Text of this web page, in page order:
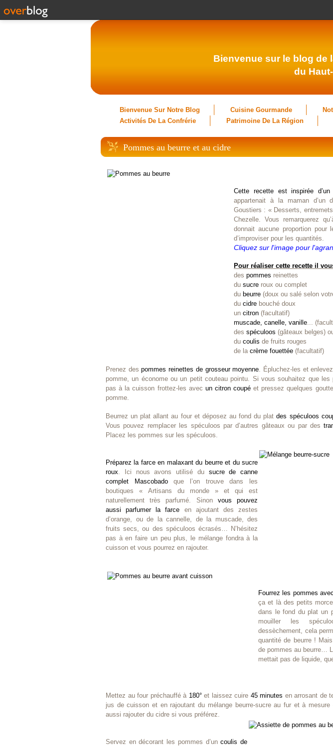
Bienvenue sur le blog de
du
Bienvenue Sur Notre Blog Cuisine Gourmande
Activités De La Confrérie
Patrimoine De La Région
Pommes au beurre et au cidre
Cette recette est inspirée
appartenait à la maman d’un
Goustiers : « Desserts,
Chezelle. Vous remarquerez
donnait aucune proportion pour
d’improviser pour les quantités.
Cliquez sur l'image pour
Pour réaliser cette recette il
des pommes reinettes
du sucre roux ou complet
du beurre (doux ou salé selon
du cidre bouché doux
un citron (facultatif)
muscade, canelle, vanille...
des spéculoos (gâteaux belges)
du coulis de fruits rouges
de la crème fouettée (facultatif)
Prenez despommes reinettes de grosseur moyenne. Épluchez-les et
pomme, un économe ou un petit couteau pointu. Si vous souhaitez que les
pas à la cuisson frottez-les avec un citron coupé et pressez quelques
pomme.
Beurrez un plat allant au four et déposez au fond du platdes spéculoos
Vous pouvez remplacer les spéculoos par d’autres gâteaux ou par des
Placez les pommes sur les spéculoos.
Préparez la farce en malaxant du beurre et du sucre
roux. Ici nous avons utilisé du sucre de canne
complet Mascobadoque l’on trouve dans les
boutiques « Artisans du monde » et qui est
naturellement très parfumé. Sinon vous pouvez
aussi parfumer la farce en ajoutant des zestes
d’orange, ou de la cannelle, de la muscade, des
fruits secs, ou des spéculoos écrasés… N’hésitez
pas à en faire un peu plus, le mélange fondra à la
cuisson et vous pourrez en rajouter.
Fourrez les pommes
ça et là des petits
dans le fond du plat un
mouiller les
dessèchement, cela
quantité de beurre !
de pommes au beurre…
mettait pas de liquide,
Mettez au four préchauffé à 180°et laissez cuire 45 minutes en arrosant de
jus de cuisson et en rajoutant du mélange beurre-sucre au fur et à mesure
aussi rajouter du cidre si vous préférez.
Servez en décorant les pommes d’uncoulis de